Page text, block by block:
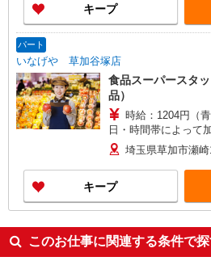
キープ
パート
いなげや 草加谷塚店
食品スーパースタ
品）
時給：1204円（
日・時間帯によって加算 ▼詳細は以下の通
祝日／時給125円増
18:00以降／時給200円増 ★学生以外の長期
方はパート対象です
ため、勤務時間・曜
埼玉県草加市瀬崎
キープ
このお仕事に関連する条件で